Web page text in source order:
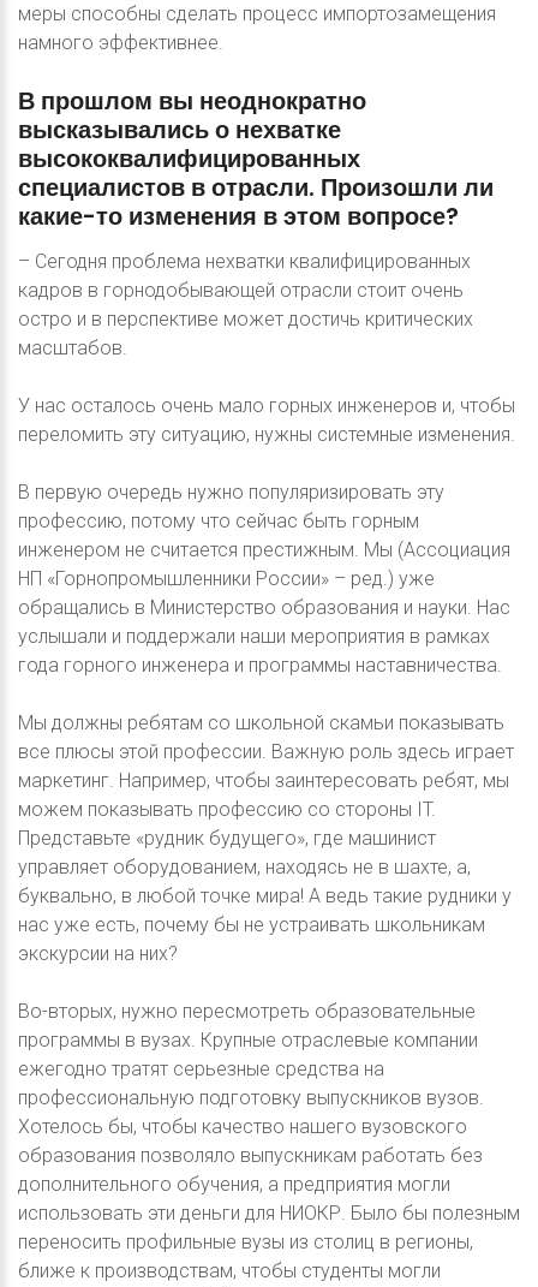
меры способны сделать процесс импортозамещения
намного эффективнее.
В прошлом вы неоднократно
высказывалисьо нехватке
высококвалифицированных
специалистов вотрасли. Произошли ли
какие-то изменения вэтом вопросе?
– Сегодня проблема нехватки квалифицированных
кадров в горнодобывающей отрасли стоит очень
остро и в перспективе может достичь критических
масштабов.
У нас осталось очень мало горных инженеров и, чтобы
переломить эту ситуацию, нужны системные изменения.
В первую очередь нужно популяризировать эту
профессию, потому что сейчас быть горным
инженером не считается престижным. Мы (Ассоциация
НП «Горнопромышленники России» – ред.) уже
обращались в Министерство образования и науки. Нас
услышали и поддержали наши мероприятия в рамках
года горного инженера и программы наставничества.
Мы должны ребятам со школьной скамьи показывать
все плюсы этой профессии. Важную роль здесь играет
маркетинг. Например, чтобы заинтересовать ребят, мы
можем показывать профессию со стороны IT.
Представьте «рудник будущего», где машинист
управляет оборудованием, находясь не в шахте, а,
буквально, в любой точке мира! А ведь такие рудники у
нас уже есть, почему бы не устраивать школьникам
экскурсии на них?
Во-вторых, нужно пересмотреть образовательные
программы в вузах. Крупные отраслевые компании
ежегодно тратят серьезные средства на
профессиональную подготовку выпускников вузов.
Хотелось бы, чтобы качество нашего вузовского
образования позволяло выпускникам работать без
дополнительного обучения, а предприятия могли
использовать эти деньги для НИОКР. Было бы полезным
переносить профильные вузы из столиц в регионы,
ближе к производствам, чтобы студенты могли